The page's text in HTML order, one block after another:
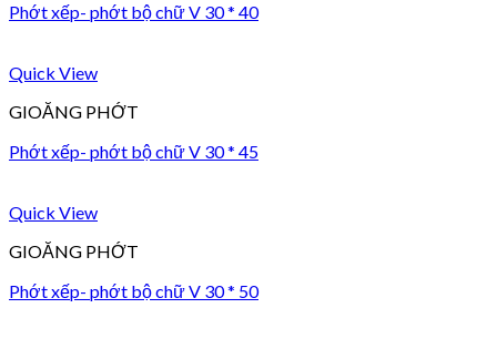
Phớt xếp- phớt bộ chữ V 30 * 40
Quick View
GIOĂNG PHỚT
Phớt xếp- phớt bộ chữ V 30 * 45
Quick View
GIOĂNG PHỚT
Phớt xếp- phớt bộ chữ V 30 * 50